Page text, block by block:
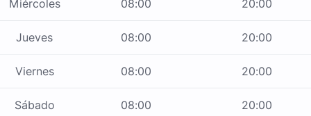
Miércoles 08:00 20:00
Jueves 08:00 20:00
Viernes 08:00 20:00
Sábado 08:00 20:00